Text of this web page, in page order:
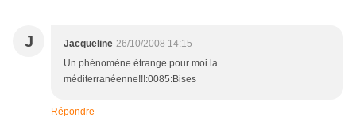
J Jacqueline 26/10/2008 14:15
Un phénomène étrange pour moi la
méditerranéenne!!!:0085:Bises
Répondre